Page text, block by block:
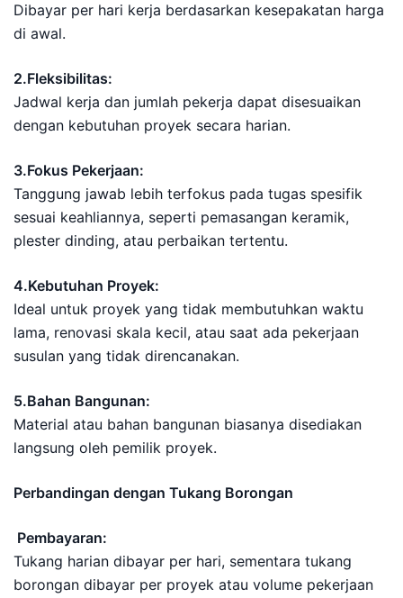
Dibayar per hari kerja berdasarkan kesepakatan harga
di awal.
2.Fleksibilitas:
Jadwal kerja dan jumlah pekerja dapat disesuaikan
dengan kebutuhan proyek secara harian.
3.Fokus Pekerjaan:
Tanggung jawab lebih terfokus pada tugas spesifik
sesuai keahliannya, seperti pemasangan keramik,
plester dinding, atau perbaikan tertentu.
4.Kebutuhan Proyek:
Ideal untuk proyek yang tidak membutuhkan waktu
lama, renovasi skala kecil, atau saat ada pekerjaan
susulan yang tidak direncanakan.
5.Bahan Bangunan:
Material atau bahan bangunan biasanya disediakan
langsung oleh pemilik proyek.
Perbandingan dengan Tukang Borongan
Pembayaran:
Tukang harian dibayar per hari, sementara tukang
borongan dibayar per proyek atau volume pekerjaan